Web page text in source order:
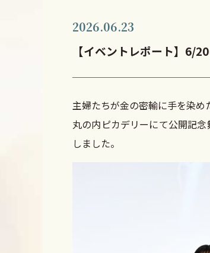
2026.06.23
【イベントレポート】6/
主婦たちが金の密輸に手を染
丸の内ピカデリーにて公開記
しました。